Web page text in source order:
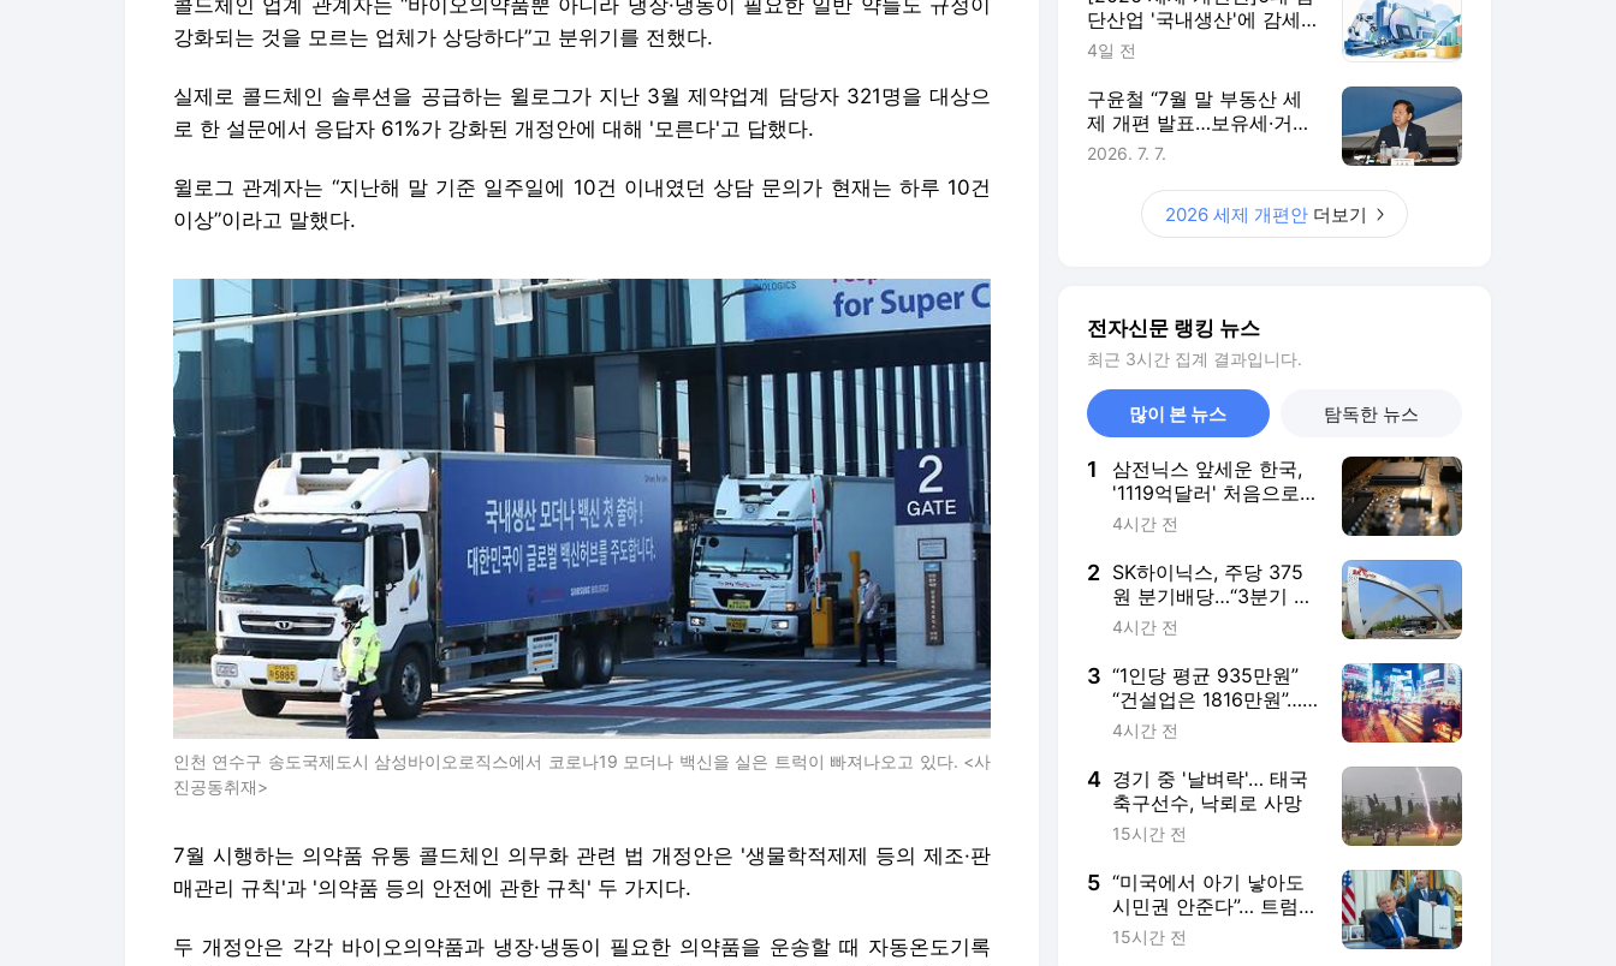
콜드체인 업계 관계자는 “바이오의약품뿐 아니라 냉장·냉동이 필요한 일반 약들도 규정이
강화되는 것을 모르는 업체가 상당하다”고 분위기를 전했다.
실제로 콜드체인 솔루션을 공급하는 윌로그가 지난 3월 제약업계 담당자 321명을 대상으
로 한 설문에서 응답자 61%가 강화된 개정안에 대해 '모른다'고 답했다.
윌로그 관계자는 “지난해 말 기준 일주일에 10건 이내였던 상담 문의가 현재는 하루 10건
이상”이라고 말했다.
인천 연수구 송도국제도시 삼성바이오로직스에서 코로나19 모더나 백신을 실은 트럭이 빠져나오고 있다. <사
진공동취재>
7월 시행하는 의약품 유통 콜드체인 의무화 관련 법 개정안은 '생물학적제제 등의 제조·판
매관리 규칙'과 '의약품 등의 안전에 관한 규칙' 두 가지다.
두 개정안은 각각 바이오의약품과 냉장·냉동이 필요한 의약품을 운송할 때 자동온도기록
단산업 '국내생산'에 감세…
핵심부품 생산량에 따라 지
4일 전
구윤철 “7월 말 부동산 세
제 개편 발표…보유세·거래
세 균형 검토”
2026. 7. 7.
2026 세제 개편안 더보기
전자신문 랭킹 뉴스
최근 3시간 집계 결과입니다.
많이 본 뉴스 탐독한 뉴스
1
삼전닉스 앞세운 한국,
'1119억달러' 처음으로
일본 앞섰다
4시간 전
2 SK하이닉스, 주당 375
원 분기배당…“3분기 중
추가 주주환원 방안 발
4시간 전
3 “1인당 평균 935만원”
“건설업은 1816만원”…
日 대기업 여름 보너스
4시간 전
4 경기 중 '날벼락'… 태국
축구선수, 낙뢰로 사망
15시간 전
5 “미국에서 아기 낳아도
시민권 안준다”… 트럼
프, 원정출산 정조준
15시간 전